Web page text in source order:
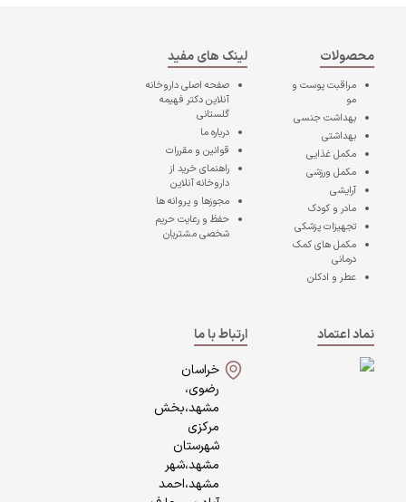
محصولات
مراقبت پوست و
مو
بهداشت جنسی
بهداشتی
مکمل غذایی
مکمل ورزشی
آرایشی
مادر و کودک
تجهیزات پزشکی
مکمل های کمک
درمانی
عطر و ادکلن
لینک های مفید
صفحه اصلیداروخانه
آنلاین دکتر فهیمه
گلستانی
درباره ما
قوانین و مقررات
راهنمای خرید از
داروخانه آنلاین
مجوزها و پروانه ها
حفظ و رعایت حریم
شخصی مشتریان
نماد اعتماد
ارتباط با ما
خراسان
رضوی،
مشهد،بخش
مرکزی
شهرستان
مشهد،شهر
مشهد،احمد